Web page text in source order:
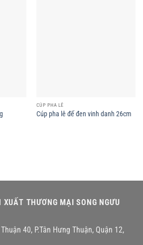
CÚP PHA LÊ
Cúp pha lê đế đen vinh danh 26cm
THƯƠNG MẠI SONG NGƯU
40, P.Tân Hưng Thuận, Quận 12,